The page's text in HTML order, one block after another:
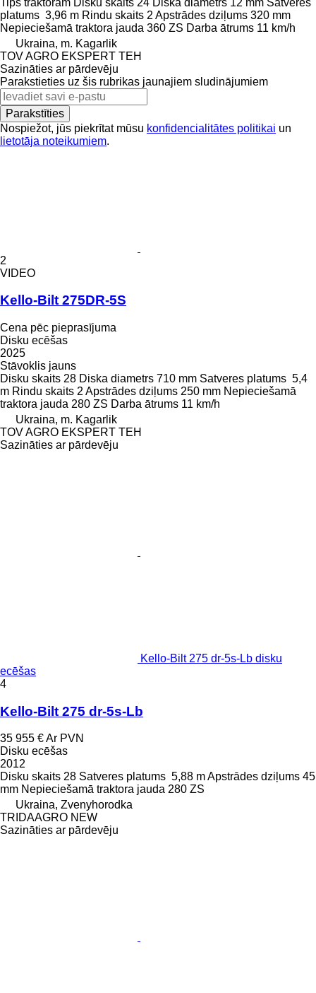
platums 3,96 m Rindu skaits 2 Apstrādes dziļums 320 mm
Nepieciešamā traktora jauda 360 ZS Darba ātrums 11 km/h
Ukraina, m. Kagarlik
TOV AGRO EKSPERT TEH
Sazināties ar pārdevēju
Parakstieties uz šis rubrikas jaunajiem sludinājumiem
Parakstīties
Nospiežot, jūs piekrītat mūsu konfidencialitātes politikai un
lietotāja noteikumiem.
2
VIDEO
Kello-Bilt 275DR-5S
Cena pēc pieprasījuma
Disku ecēšas
2025
Stāvoklis jauns
Disku skaits 28 Diska diametrs 710 mm Satveres platums 5,4
m Rindu skaits 2 Apstrādes dziļums 250 mm Nepieciešamā
traktora jauda 280 ZS Darba ātrums 11 km/h
Ukraina, m. Kagarlik
TOV AGRO EKSPERT TEH
Sazināties ar pārdevēju
Kello-Bilt 275 dr-5s-Lb disku
ecēšas
4
Kello-Bilt 275 dr-5s-Lb
35 955 €Ar PVN
Disku ecēšas
2012
Disku skaits 28 Satveres platums 5,88 mApstrādes dziļums 45
mm Nepieciešamā traktora jauda 280 ZS
Ukraina, Zvenyhorodka
TRIDAAGRO NEW
Sazināties ar pārdevēju